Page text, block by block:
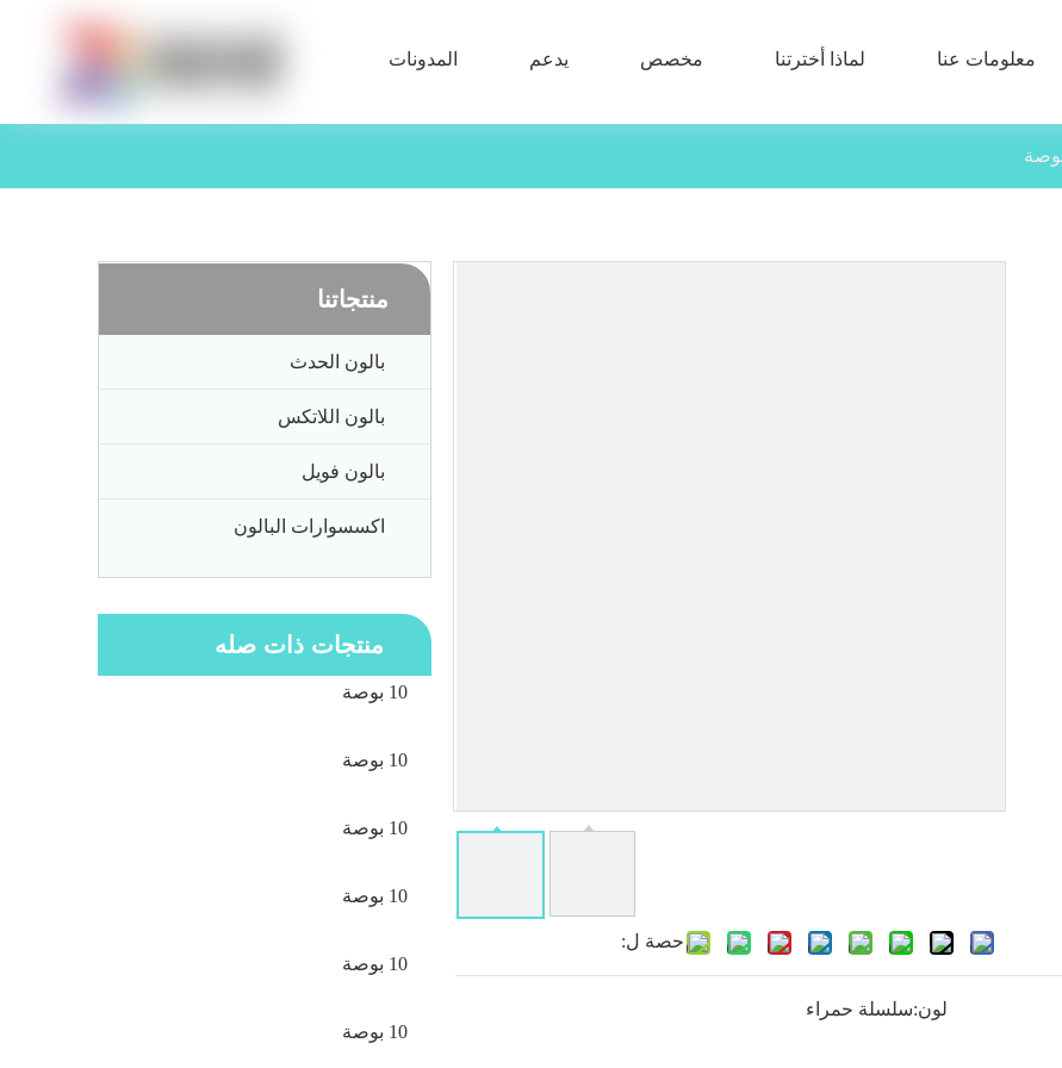
معلومات عنا لماذا أخترتنا مخصص يدعم المدونات
منتجاتنا
بالون الحدث
بالون اللاتكس
بالون فويل
اكسسوارات البالون
منتجات ذات صله
10 بوصة
10 بوصة
10 بوصة
10 بوصة
10 بوصة
10 بوصة
حصة ل:
لون:سلسلة حمراء